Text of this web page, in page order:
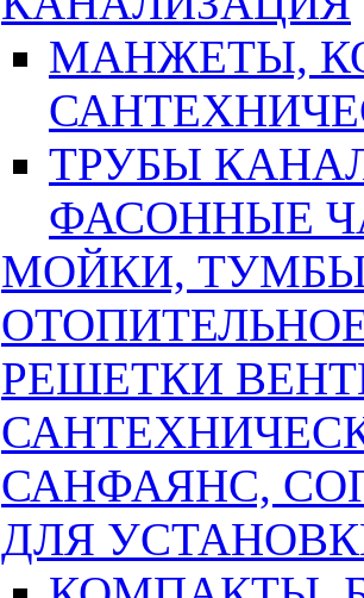
МАНЖЕТЫ,
ТРУБЫ
ФАСОННЫЕ
МОЙКИ,
РЕШЕТКИ
САНФАЯНС,
ДЛЯ